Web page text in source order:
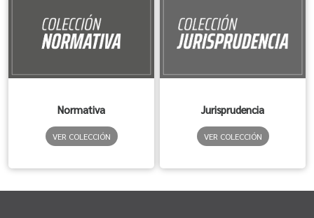
Normativa
VER COLECCIÓN
Jurisprudencia
VER COLECCIÓN